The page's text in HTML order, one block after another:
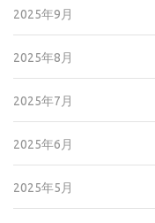
2025年9月
2025年8月
2025年7月
2025年6月
2025年5月